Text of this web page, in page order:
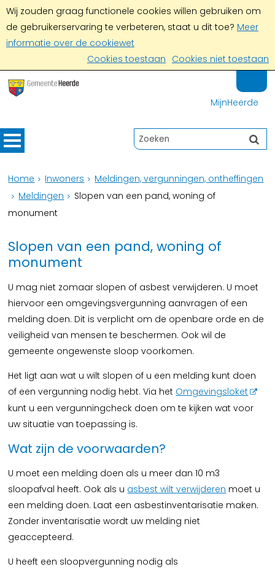
Wij zouden graag functionele cookies willen gebruiken om
de gebruikerservaring te verbeteren, staat u dit toe? Meer
informatie over de cookiewet
Cookies toestaan Cookies niet toestaan
MijnHeerde
Home Inwoners
Meldingen, vergunningen, ontheffingen
Meldingen
Slopen van een pand, woning of
monument
Slopen van een pand, woning of
monument
U mag niet zomaar slopen of asbest verwijderen. U moet
hiervoor een omgevingsvergunning aanvragen of een
melding doen. Dit is verplicht om de openbare orde en de
veiligheid van mensen te beschermen. Ook wil de
gemeente ongewenste sloop voorkomen.
Het ligt aan wat u wilt slopen of u een melding kunt doen
of een vergunning nodig hebt. Via het Omgevingsloket
kunt u een vergunningcheck doen om te kijken wat voor
uw situatie van toepassing is.
Wat zijn de voorwaarden?
U moet een melding doen als u meer dan 10 m3
sloopafval heeft. Ook als u asbest wilt verwijderen moet u
een melding doen. Laat een asbestinventarisatie maken.
Zonder inventarisatie wordt uw melding niet
geaccepteerd.
U heeft een sloopvergunning nodig als